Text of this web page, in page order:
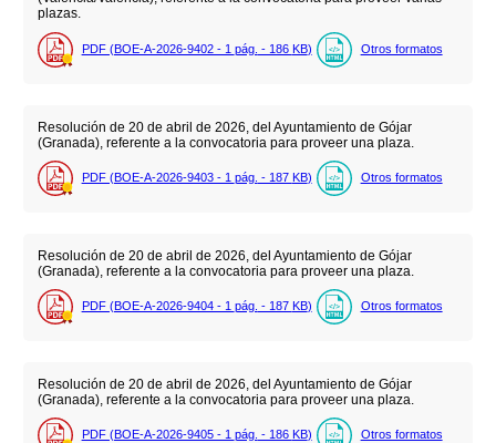
plazas.
PDF (BOE-A-2026-9402 - 1 pág. - 186 KB) Otros formatos
Resolución de 20 de abril de 2026, del Ayuntamiento de Gójar
(Granada), referente a la convocatoria para proveer una plaza.
PDF (BOE-A-2026-9403 - 1 pág. - 187 KB) Otros formatos
Resolución de 20 de abril de 2026, del Ayuntamiento de Gójar
(Granada), referente a la convocatoria para proveer una plaza.
PDF (BOE-A-2026-9404 - 1 pág. - 187 KB) Otros formatos
Resolución de 20 de abril de 2026, del Ayuntamiento de Gójar
(Granada), referente a la convocatoria para proveer una plaza.
PDF (BOE-A-2026-9405 - 1 pág. - 186 KB) Otros formatos